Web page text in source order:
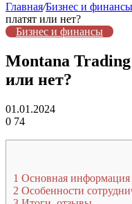
Главная/Бизнес и финансы
платят или нет?
Бизнес и финансы
Montana
или нет?
01.01.2024
0 74
1 Основная информация
2 Особенности